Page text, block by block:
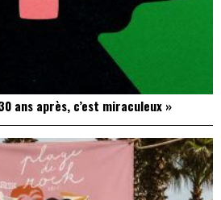
ans après, c’est miraculeux »